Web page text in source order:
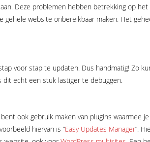
Deze problemen hebben betrekking op
website onbereikbaar maken. Het
voor stap te updaten. Dus handmatig! Zo
dit echt een stuk lastiger te debuggen.
ook gebruik maken van plugins waarmee
hiervan is “Easy Updates Manager“.